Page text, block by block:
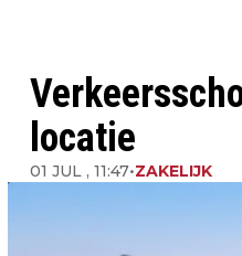
locatie
01 JUL , 11:47•ZAKELIJK